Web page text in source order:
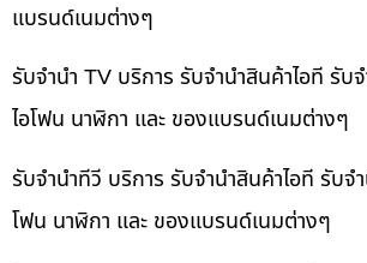
แบรนด์เนมต่างๆ
รับจำนำ TV บริการ รับจำนำสินค้าไอที รับ
ไอโฟน นาฬิกา และ ของแบรนด์เนมต่างๆ
รับจำนำทีวี บริการ รับจำนำสินค้าไอที รับจ
โฟน นาฬิกา และ ของแบรนด์เนมต่างๆ